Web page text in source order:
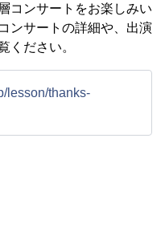
コンサートをお楽しみい
ンサートの詳細や、出演
ください。
lesson/thanks-